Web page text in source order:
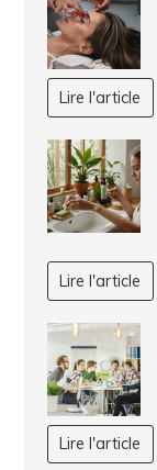
Lire l'article
Lire l'article
Lire l'article